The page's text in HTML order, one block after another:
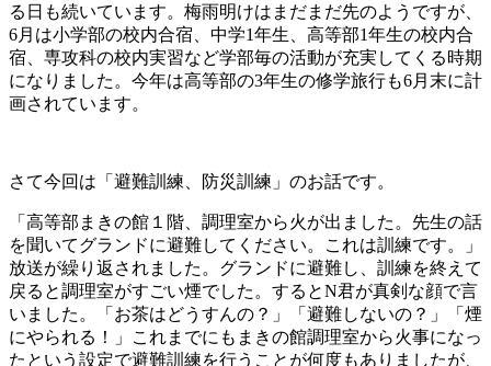
る日も続いています。梅雨明けはまだまだ先のようですが、
6月は小学部の校内合宿、中学1年生、高等部1年生の校内合
宿、専攻科の校内実習など学部毎の活動が充実してくる時期
になりました。今年は高等部の3年生の修学旅行も6月末に計
画されています。
さて今回は「避難訓練、防災訓練」のお話です。
「高等部まきの館１階、調理室から火が出ました。先生の話
を聞いてグランドに避難してください。これは訓練です。」
放送が繰り返されました。グランドに避難し、訓練を終えて
戻ると調理室がすごい煙でした。するとN君が真剣な顔で言
いました。「お茶はどうすんの？」「避難しないの？」「煙
にやられる！」これまでにもまきの館調理室から火事になっ
たという設定で避難訓練を行うことが何度もありましたが、